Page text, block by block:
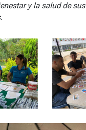
y la salud de sus